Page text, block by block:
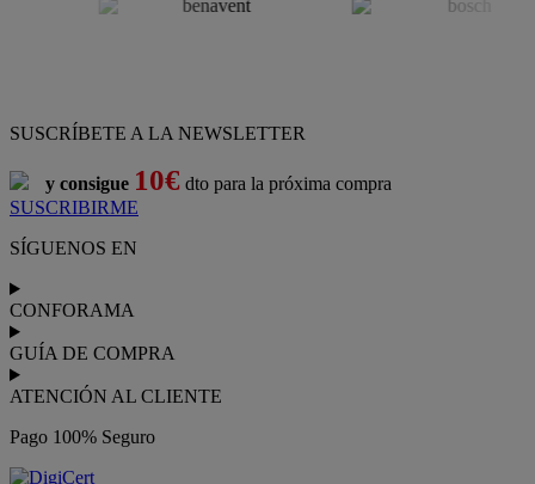
SUSCRÍBETE A LA NEWSLETTER
y consigue 10€ dto para la próxima compra
SUSCRIBIRME
SÍGUENOS EN
CONFORAMA
GUÍA DE COMPRA
ATENCIÓN AL CLIENTE
Pago 100% Seguro